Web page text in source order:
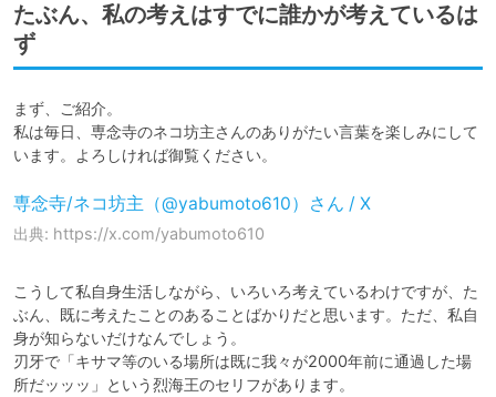
たぶん、私の考えはすでに誰かが考えているは
ず
まず、ご紹介。
私は毎日、専念寺のネコ坊主さんのありがたい言葉を楽しみにして
います。よろしければ御覧ください。
専念寺/ネコ坊主（@yabumoto610）さん / X
出典: https://x.com/yabumoto610
こうして私自身生活しながら、いろいろ考えているわけですが、た
ぶん、既に考えたことのあることばかりだと思います。ただ、私自
身が知らないだけなんでしょう。
刃牙で「キサマ等のいる場所は既に我々が2000年前に通過した場
所だッッッ」という烈海王のセリフがあります。